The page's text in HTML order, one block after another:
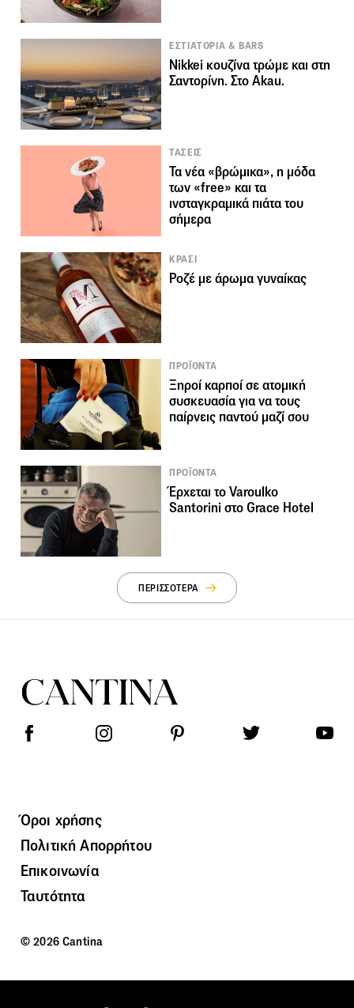
ΕΣΤΙΑΤΟΡΙΑ & BARS
Nikkei κουζίνα τρώμε και στη
Σαντορίνη. Στο Akau.
ΤΑΣΕΙΣ
Τα νέα «βρώμικα», η μόδα
των «free» και τα
ινσταγκραμικά πιάτα του
σήμερα
ΚΡΑΣΙ
Ροζέ με άρωμα γυναίκας
ΠΡΟΪΟΝΤΑ
Ξηροί καρποί σε ατομική
συσκευασία για να τους
παίρνεις παντού μαζί σου
ΠΡΟΪΟΝΤΑ
Έρχεται το Varoulko
Santorini στο Grace Hotel
ΠΕΡΙΣΣΟΤΕΡΑ
Όροι χρήσης
Πολιτική Απορρήτου
Επικοινωνία
Ταυτότητα
© 2026 Cantina